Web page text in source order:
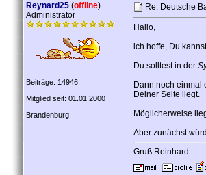
Reynard25 (offline)
Administrator
Beiträge: 14946
Mitglied seit: 01.01.2000
Brandenburg
Re: Deutsche
Hallo,
ich hoffe, Du
Du solltest in der
Dann noch einmal
Deiner Seite liegt.
Möglicherweise
Aber zunächst
Gruß Reinhard